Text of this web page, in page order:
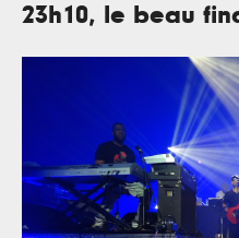
23h10, le beau